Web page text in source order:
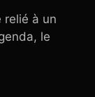
relié à un
le